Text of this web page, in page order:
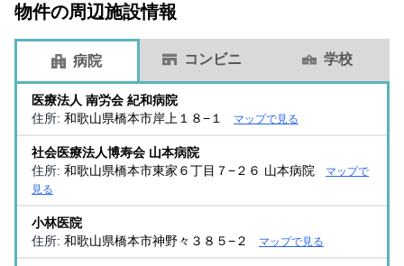
物件の周辺施設情報
病院 コンビニ 学校
医療法人 南労会 紀和病院
住所: 和歌山県橋本市岸上１８−１ マップで見る
社会医療法人博寿会 山本病院
住所: 和歌山県橋本市東家６丁目７−２６ 山本病院
マップで
見る
小林医院
住所: 和歌山県橋本市神野々３８５−２ マップで見る